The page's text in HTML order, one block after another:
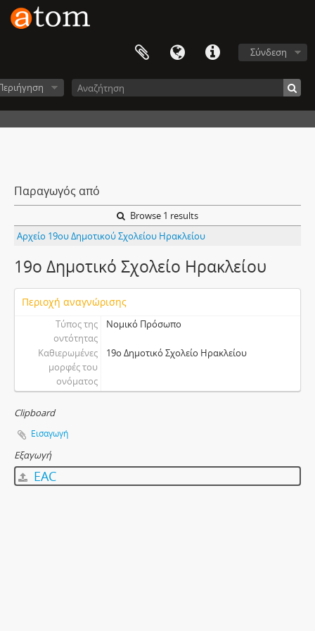
Σύνδεση
Παραγωγός από
Browse 1 results
Αρχείο 19ου Δημοτικού Σχολείου Ηρακλείου
19ο Δημοτικό Σχολείο Ηρακλείου
Περιοχή αναγνώρισης
Τύπος της
οντότητας
Νομικό Πρόσωπο
Καθιερωμένες
μορφές του
ονόματος
19ο Δημοτικό Σχολείο Ηρακλείου
Clipboard
Εισαγωγή
Εξαγωγή
EAC